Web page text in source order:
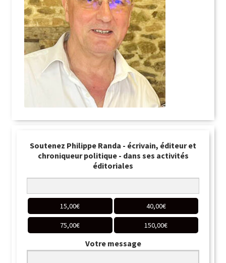
Soutenez Philippe Randa - écrivain, éditeur et
chroniqueur politique - dans ses activités
éditoriales
15,00€ 40,00€
75,00€ 150,00€
Votre message